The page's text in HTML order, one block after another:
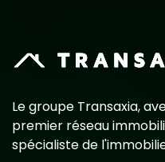
Le groupe Transaxia,
premier réseau
spécialiste de